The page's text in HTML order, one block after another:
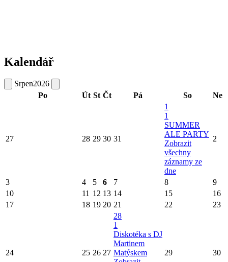
Kalendář
Srpen2026
Po
Út St Čt Pá So Ne
27 28 29 30 31
1
1
SUMMER
ALE PARTY
Zobrazit
všechny
záznamy ze
dne
2
3 4 5 6 7 8
9
10
11 12 13 14 15
16
17
18 19 20 21 22 23
24 25 26 27
28
1
Diskotéka s DJ
Martinem
Matýskem
29 30